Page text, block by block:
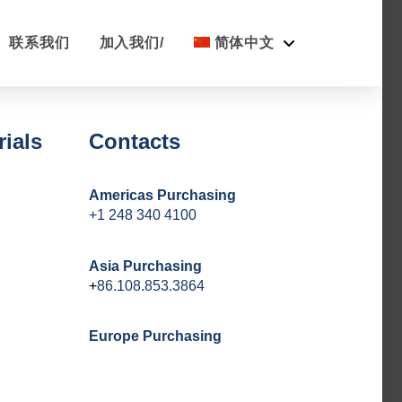
联系我们 加入我们/ 简体中文
Contacts
Americas Purchasing
+1 248 340 4100
Asia Purchasing
+86.108.853.3864
Europe Purchasing